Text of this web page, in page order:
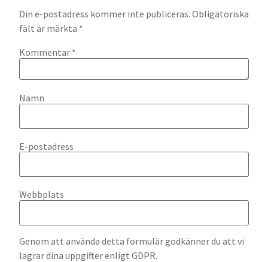
Din e-postadress kommer inte publiceras. Obligatoriska
fält är märkta *
Kommentar *
Namn
E-postadress
Webbplats
Genom att använda detta formulär godkänner du att vi
lagrar dina uppgifter enligt GDPR.